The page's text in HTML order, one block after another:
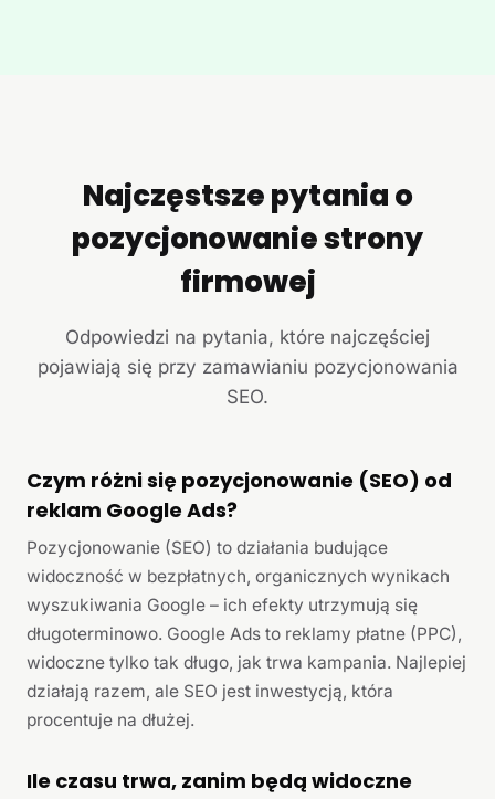
Najczęstsze pytania o
pozycjonowanie strony
firmowej
Odpowiedzi na pytania, które najczęściej
pojawiają się przy zamawianiu pozycjonowania
SEO.
Czym różni się pozycjonowanie (SEO) od
reklam Google Ads?
Pozycjonowanie (SEO) to działania budujące
widoczność w bezpłatnych, organicznych wynikach
wyszukiwania Google – ich efekty utrzymują się
długoterminowo. Google Ads to reklamy płatne (PPC),
widoczne tylko tak długo, jak trwa kampania. Najlepiej
działają razem, ale SEO jest inwestycją, która
procentuje na dłużej.
Ile czasu trwa, zanim będą widoczne